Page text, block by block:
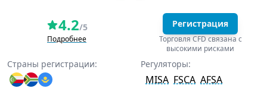
4.2/5
Подробнее
Регистрация
Торговля CFD связана с
высокими рисками
Страны регистрации: Регуляторы:
MISA FSCA AFSA